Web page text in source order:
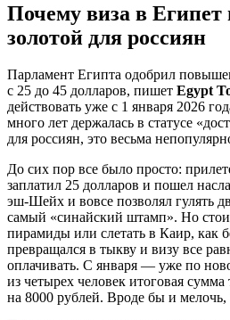
Почему виза в Египет
золотой для россиян
Парламент Египта одобрил
с 25 до 45 долларов, пишет Egypt
действовать уже с 1 января 2026
много лет держалась в статусе
для россиян, это весьма
До сих пор все было просто:
заплатил 25 долларов и пошел
эш-Шейх и вовсе позволял гулять
самый «синайский штамп». Но
пирамиды или слетать в Каир, как
превращался в тыкву и визу все
оплачивать. С января — уже по
из четырех человек итоговая сумма
на 8000 рублей. Вроде бы и мелочь,